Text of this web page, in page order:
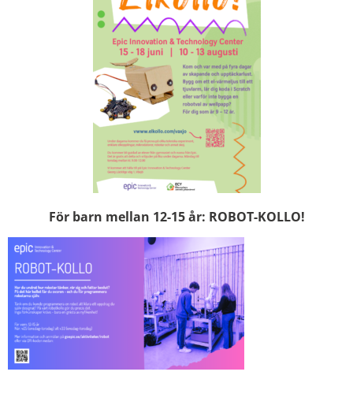
För barn mellan 12-15 år: ROBOT-KOLLO!